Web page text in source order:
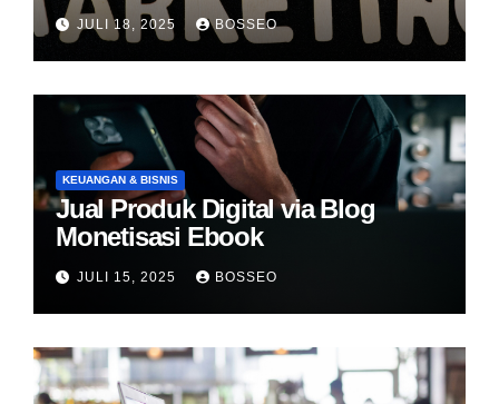
JULI 18, 2025 BOSSEO
KEUANGAN & BISNIS
Jual Produk Digital via Blog
Monetisasi Ebook
JULI 15, 2025 BOSSEO